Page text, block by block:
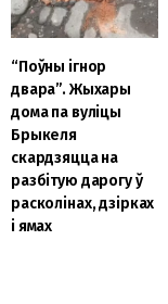
“Поўны ігнор
двара”. Жыхары
дома па вуліцы
Брыкеля
скардзяцца на
разбітую дарогу ў
расколінах, дзірках
і ямах